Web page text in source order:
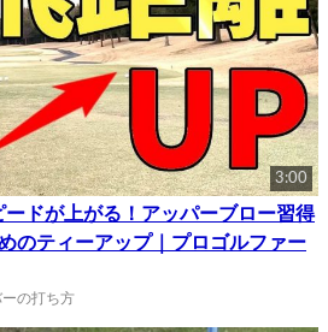
3:00
ードが上がる！アッパーブロー習得
のティーアップ｜プロゴルファー
ーの打ち方